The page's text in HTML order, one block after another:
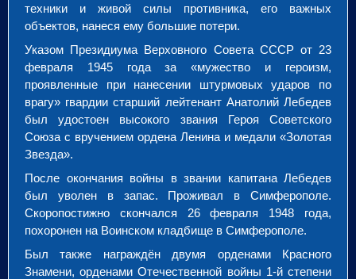
техники и живой силы противника, его важных
объектов, нанеся ему большие потери.
Указом Президиума Верховного Совета СССР от 23
февраля 1945 года за «мужество и героизм,
проявленные при нанесении штурмовых ударов по
врагу» гвардии старший лейтенант Анатолий Лебедев
был удостоен высокого звания Героя Советского
Союза с вручением ордена Ленина и медали «Золотая
Звезда».
После окончания войны в звании капитана Лебедев
был уволен в запас. Проживал в Симферополе.
Скоропостижно скончался 26 февраля 1948 года,
похоронен на Воинском кладбище в Симферополе.
Был также награждён двумя орденами Красного
Знамени, орденами Отечественной войны 1-й степени